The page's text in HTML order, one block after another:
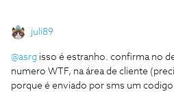
juli89
@asrg isso é estranho. confirma no
numero WTF, na área de cliente
porque é enviado por sms um